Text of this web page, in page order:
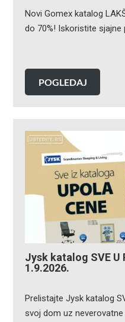
Novi Gomex katalog
do 70%! Iskoristite
POGLEDAJ
Jysk katalog SVE U
1.9.2026.
Prelistajte Jysk katalog
svoj dom uz